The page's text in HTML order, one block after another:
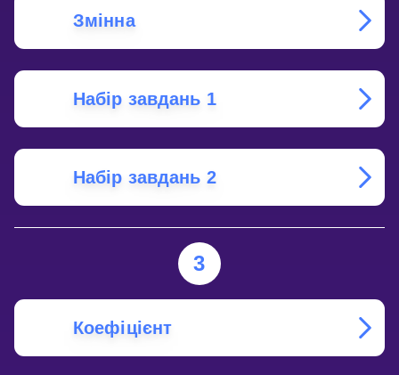
Змінна
Набір завдань 1
Набір завдань 2
3
Коефіцієнт